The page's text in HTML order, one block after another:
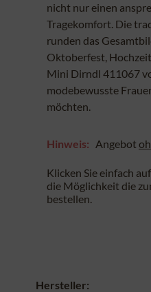
nicht nur einen
Tragekomfort. Die
runden das
Oktoberfest,
Mini Dirndl 411067
modebewusste
möchten.
Hinweis: Angebot
Klicken Sie einfach
die Möglichkeit die
bestellen.
Hersteller: